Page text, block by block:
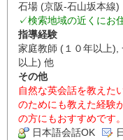
石場 (京阪-石山坂本
✓検索地域の近くにお
指導経験
家庭教師 (１０年以上),
以上) 他
その他
自然な英会話を教えた
のためにも教えた経験
の方にもおすすめです。
日本語会話OK